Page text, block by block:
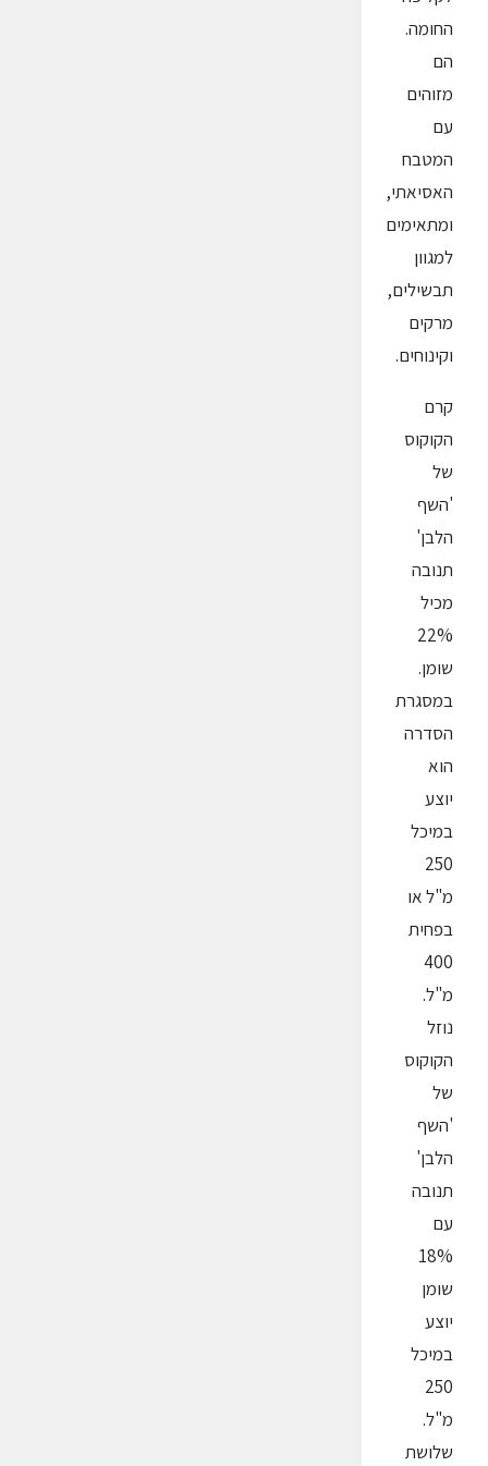
החומה.
הם
מזוהים
עם
המטבח
האסיאתי,
ומתאימים
למגוון
תבשילים,
מרקים
וקינוחים.
קרם
הקוקוס
של
'השף
הלבן'
תנובה
מכיל
22%
שומן.
במסגרת
הסדרה
הוא
יוצע
במיכל
250
מ"ל או
בפחית
400
מ"ל.
נוזל
הקוקוס
של
'השף
הלבן'
תנובה
עם
18%
שומן
יוצע
במיכל
250
מ"ל.
שלושת